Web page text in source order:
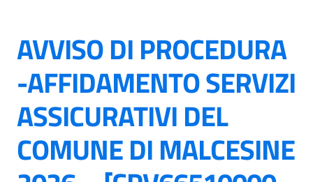
AVVISO DI PROCEDURA
-AFFIDAMENTO SERVIZI
ASSICURATIVI DEL
COMUNE DI MALCESINE